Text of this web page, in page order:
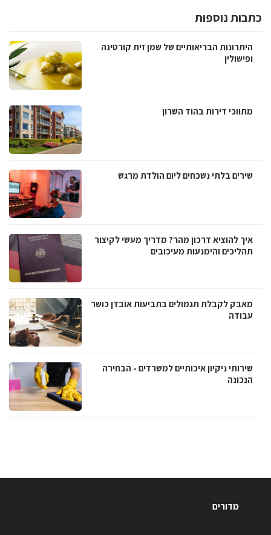
כתבות נוספות
היתרונות הבריאותיים של שמן זית קורטינה
ופישולין
מתווכי דירות בהוד השרון
שירים בלתי נשכחים ליום הולדת מרגש
איך להוציא דרכון מהר? מדריך מעשי לקיצור
תהליכים והימנעות מעיכובים
מאבק לקבלת תגמולים בתביעות אובדן כושר
עבודה
שירותי ניקיון איכותיים למשרדים - הבחירה
הנכונה
מדורים